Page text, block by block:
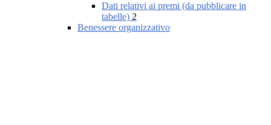
Dati relativi ai premi (da pubblicare in
tabelle) 2
Benessere organizzativo